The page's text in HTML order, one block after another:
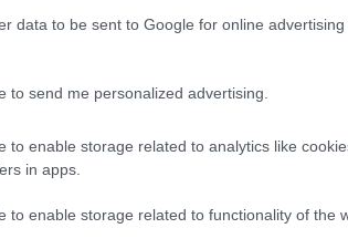
data to be sent to Google for online advertising
to send me personalized advertising.
to enable storage related to analytics like
in apps.
to enable storage related to functionality of the